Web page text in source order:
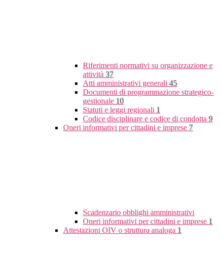
Riferimenti normativi su organizzazione e
attività 37
Atti amministrativi generali 45
Documenti di programmazione strategico-
gestionale 10
Statuti e leggi regionali 1
Codice disciplinare e codice di condotta 9
Oneri informativi per cittadini e imprese 7
Scadenzario obblighi amministrativi
Oneri informativi per cittadini e imprese 1
Attestazioni OIV o struttura analoga 1